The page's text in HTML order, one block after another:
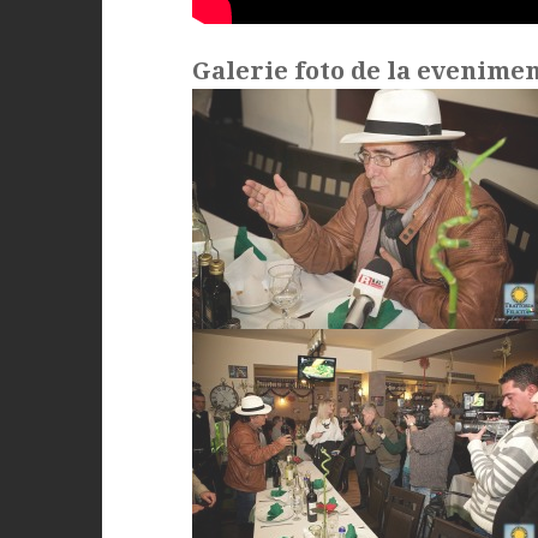
Galerie foto de la